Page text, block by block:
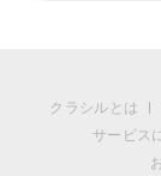
クラシルとは
サービス